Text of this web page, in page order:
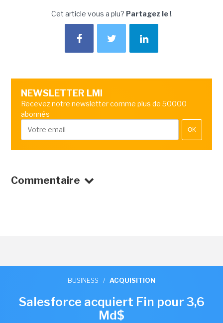
Cet article vous a plu? Partagez le !
NEWSLETTER LMI
Recevez notre newsletter comme plus de 50000
abonnés
OK
Commentaire
BUSINESS / ACQUISITION
Salesforce acquiert Fin pour 3,6
Md$